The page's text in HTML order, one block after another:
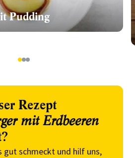
Pudding
123
Rezept
mit Erdbeeren
gut schmeckt und hilf uns,